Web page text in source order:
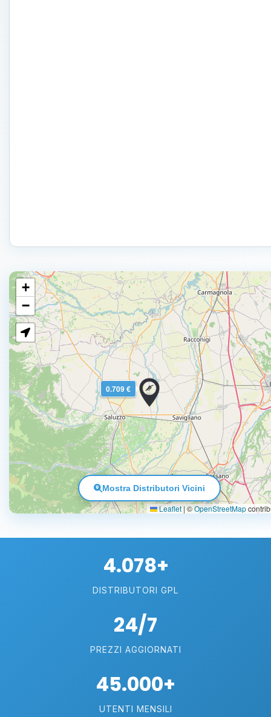
0.709 €
+
−
Leaflet|©OpenStreetMap
Mostra Distributori Vicini
4.078+
DISTRIBUTORI GPL
24/7
PREZZI AGGIORNATI
45.000+
UTENTI MENSILI